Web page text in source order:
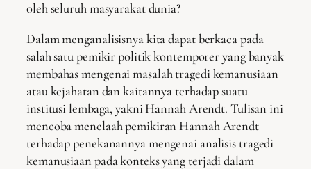
oleh seluruh masyarakat dunia?
Dalam menganalisisnya kita dapat berkaca pada
salah satu pemikir politik kontemporer yang banyak
membahas mengenai masalah tragedi kemanusiaan
atau kejahatan dan kaitannya terhadap suatu
institusi lembaga, yakni Hannah Arendt. Tulisan ini
mencoba menelaah pemikiran Hannah Arendt
terhadap penekanannya mengenai analisis tragedi
kemanusiaan pada konteks yang terjadi dalam